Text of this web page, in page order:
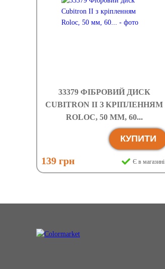
33379 ФІБРОВИЙ ДИСК
CUBITRON II З КРІПЛЕННЯМ
ROLOC, 50 ММ, 60...
139 грн
КУПИТИ
Є в магазині